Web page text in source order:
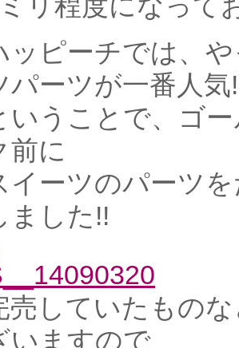
リ程度になって
ッピーチでは、
パーツが一番人気
いうことで、ゴ
前に
イーツのパーツ
ました!!
売していたもの
いますので